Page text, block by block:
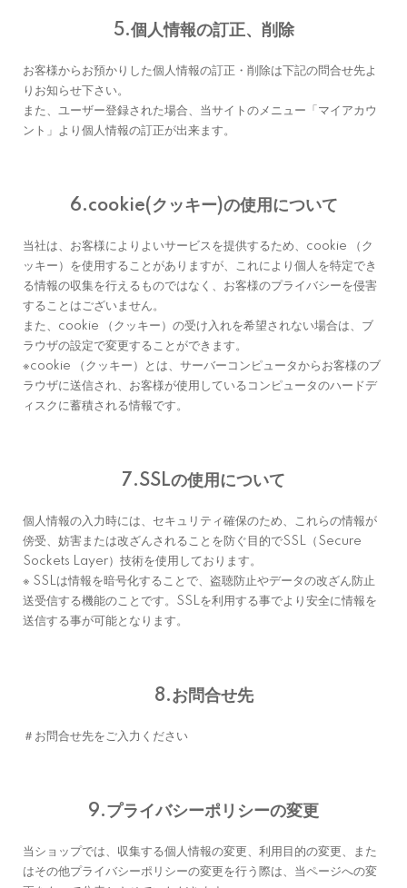
5.個人情報の訂正、削除
お客様からお預かりした個人情報の訂正・削除は下記の問合せ先よ
りお知らせ下さい。
また、ユーザー登録された場合、当サイトのメニュー「マイアカウ
ント」より個人情報の訂正が出来ます。
6.cookie(クッキー)の使用について
当社は、お客様によりよいサービスを提供するため、cookie （ク
ッキー）を使用することがありますが、これにより個人を特定でき
る情報の収集を行えるものではなく、お客様のプライバシーを侵害
することはございません。
また、cookie （クッキー）の受け入れを希望されない場合は、ブ
ラウザの設定で変更することができます。
※cookie （クッキー）とは、サーバーコンピュータからお客様のブ
ラウザに送信され、お客様が使用しているコンピュータのハードデ
ィスクに蓄積される情報です。
7.SSLの使用について
個人情報の入力時には、セキュリティ確保のため、これらの情報が
傍受、妨害または改ざんされることを防ぐ目的でSSL（Secure
Sockets Layer）技術を使用しております。
※ SSLは情報を暗号化することで、盗聴防止やデータの改ざん防止
送受信する機能のことです。SSLを利用する事でより安全に情報を
送信する事が可能となります。
8.お問合せ先
＃お問合せ先をご入力ください
9.プライバシーポリシーの変更
当ショップでは、収集する個人情報の変更、利用目的の変更、また
はその他プライバシーポリシーの変更を行う際は、当ページへの変